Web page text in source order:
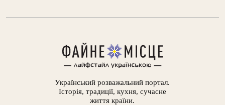
Український розважальний портал.
Історія, традиції, кухня, сучасне
життя країни.